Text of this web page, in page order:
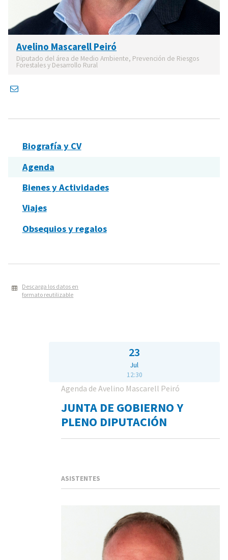
Avelino Mascarell Peiró
Diputado del área de Medio Ambiente, Prevención de Riesgos
Forestales y Desarrollo Rural
Biografía y CV
Agenda
Bienes y Actividades
Viajes
Obsequios y regalos
Descarga los datos en
formato reutilizable
23
Jul
12:30
Agenda de Avelino Mascarell Peiró
JUNTA DE GOBIERNO Y
PLENO DIPUTACIÓN
ASISTENTES